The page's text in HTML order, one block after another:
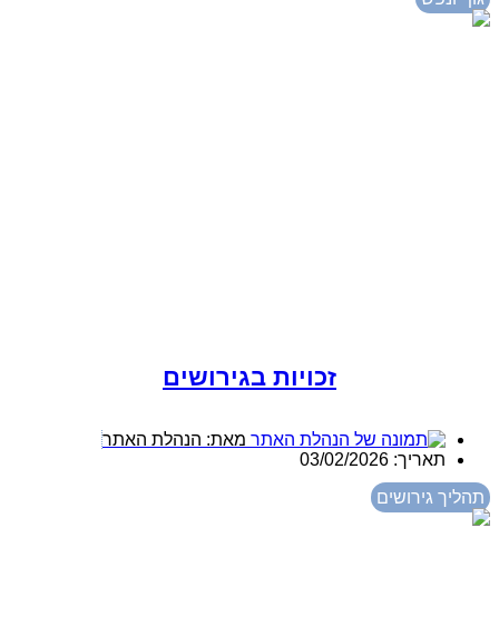
זכויות בגירושים
מאת: הנהלת האתר
תאריך: 03/02/2026
תהליך גירושים